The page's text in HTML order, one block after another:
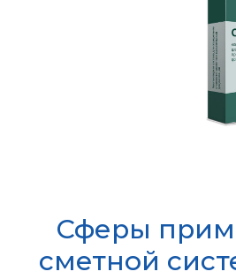
Сферы
сметной